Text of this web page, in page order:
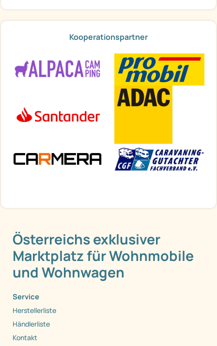
Kooperationspartner
Österreichs exklusiver
Marktplatz für Wohnmobile
und Wohnwagen
Service
Herstellerliste
Händlerliste
Kontakt